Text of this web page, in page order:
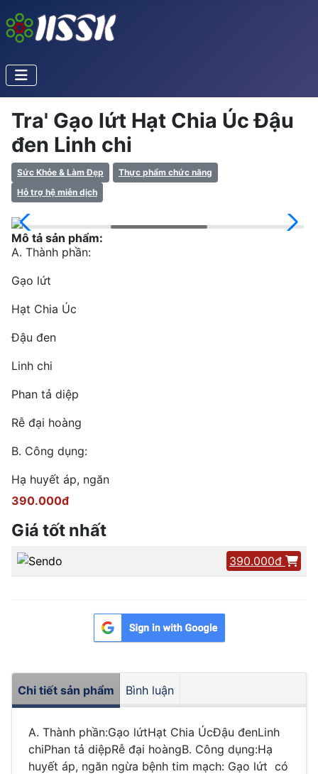
Tra' Gạo lứt Hạt Chia Úc Đậu
đen Linh chi
Sức Khỏe & Làm Đẹp
Thực phẩm chức năng
Hỗ trợ hệ miễn dịch
Mô tả sản phẩm:
A. Thành phần:
Gạo lứt
Hạt Chia Úc
Đậu đen
Linh chi
Phan tả diệp
Rễ đại hoàng
B. Công dụng:
Hạ huyết áp, ngăn
390.000đ
Giá tốt nhất
390.000đ
Chi tiết sản phẩm Bình luận
A. Thành phần:Gạo lứtHạt Chia ÚcĐậu đenLinh
chiPhan tả diệpRễ đại hoàngB. Công dụng:Hạ
huyết áp, ngăn ngừa bệnh tim mạch: Gạo lứt có